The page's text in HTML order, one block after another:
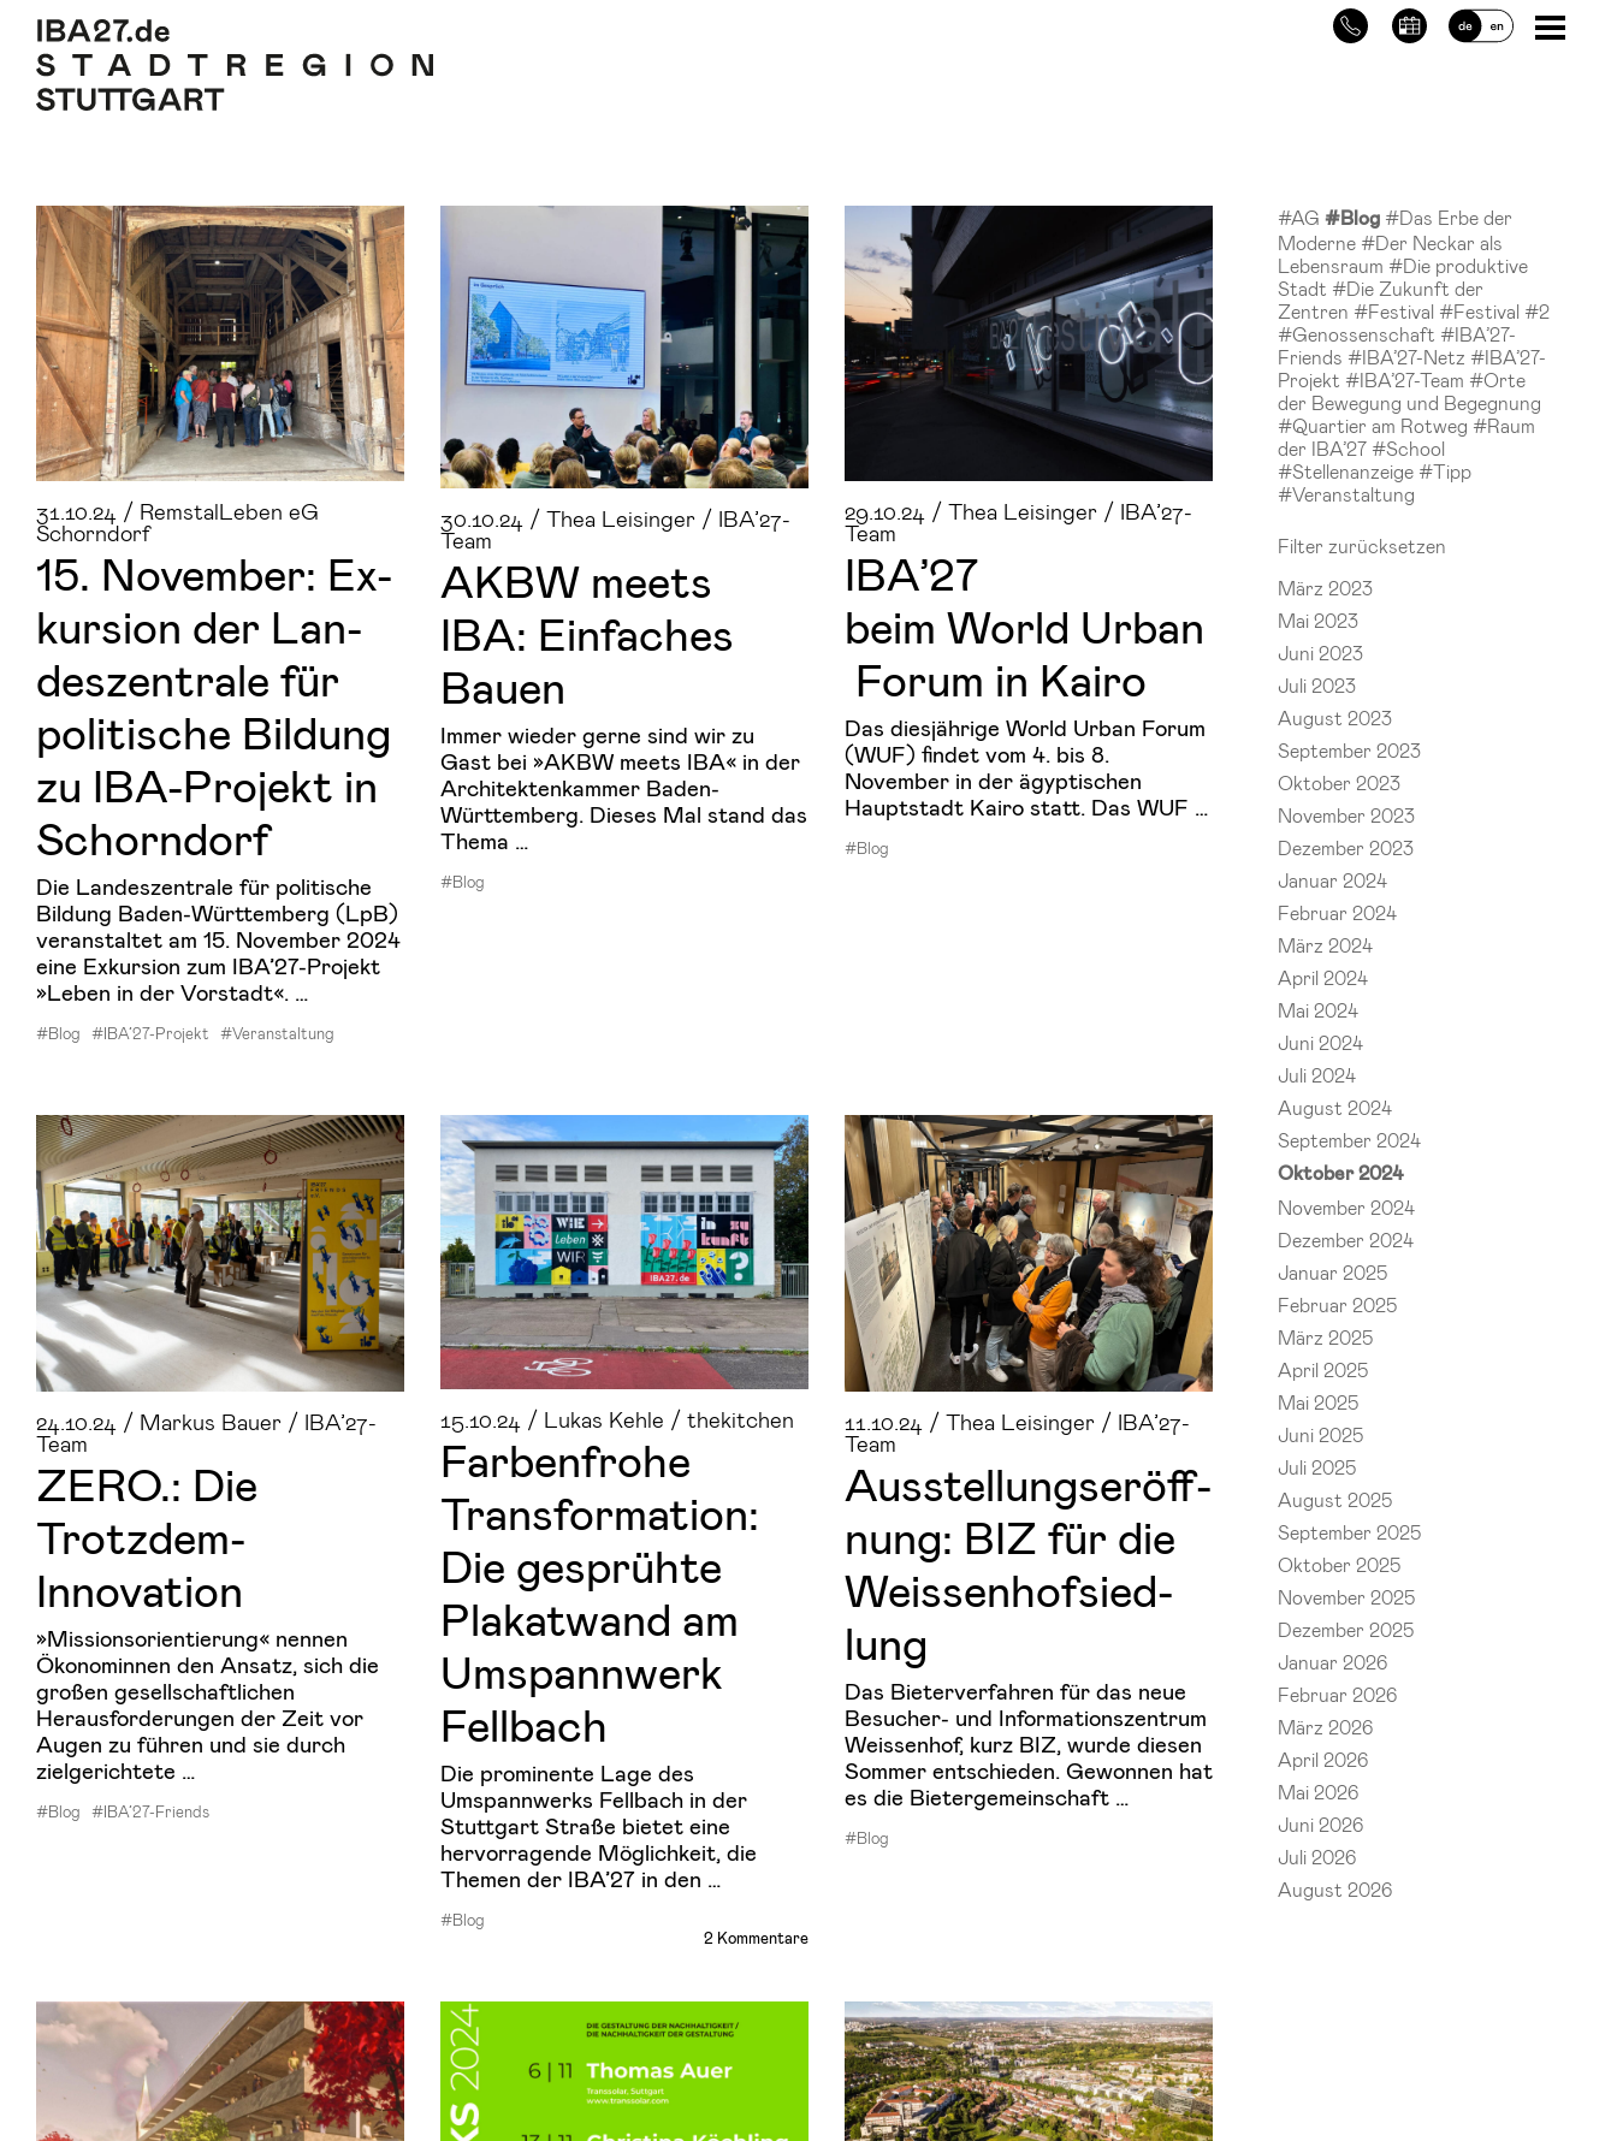
31.10.24 / RemstalLeben eG
Schorndorf
15. No­vem­ber: Ex­
kur­si­on der Lan­
des­zen­tra­le für
po­li­ti­sche Bil­dung
zu IBA-​Projekt in
Schorn­dorf
Die Landeszentrale für politische
Bildung Baden-Württemberg (LpB)
veranstaltet am 15. November 2024
eine Exkursion zum IBA’27-Projekt
»Leben in der Vorstadt«. …
#Blog #IBA’27-Projekt #Veranstaltung
30.10.24 / Thea Leisinger / IBA’27-
Team
AKBW meets
IBA: Ein­fa­ches
Bauen
Immer wieder gerne sind wir zu
Gast bei »AKBW meets IBA« in der
Architektenkammer Baden-
Württemberg. Dieses Mal stand das
Thema …
#Blog
29.10.24 / Thea Leisinger / IBA’27-
Team
IBA’27
beim World Urban
Forum in Kairo
Das diesjährige World Urban Forum
(WUF) findet vom 4. bis 8.
November in der ägyptischen
Hauptstadt Kairo statt. Das WUF …
#Blog
24.10.24 / Markus Bauer / IBA’27-
Team
ZERO.: Die
Trotzdem-​
Innovation
»Missionsorientierung« nennen
Ökonominnen den Ansatz, sich die
großen gesellschaftlichen
Herausforderungen der Zeit vor
Augen zu führen und sie durch
zielgerichtete …
#Blog #IBA’27-Friends
15.10.24 / Lukas Kehle / thekitchen
Far­ben­fro­he
Trans­for­ma­ti­on:
Die ge­sprüh­te
Pla­kat­wand am
Um­spann­werk
Fell­bach
Die prominente Lage des
Umspannwerks Fellbach in der
Stuttgart Straße bietet eine
hervorragende Möglichkeit, die
Themen der IBA’27 in den …
#Blog
2 Kommentare
11.10.24 / Thea Leisinger / IBA’27-
Team
Aus­stel­lungs­er­öff­
nung: BIZ für die
Weis­sen­hof­sied­
lung
Das Bieterverfahren für das neue
Besucher- und Informationszentrum
Weissenhof, kurz BIZ, wurde diesen
Sommer entschieden. Gewonnen hat
es die Bietergemeinschaft …
#Blog
#AG #Blog #Das Erbe der
Moderne #Der Neckar als
Lebensraum #Die produktive
Stadt #Die Zukunft der
Zentren #Festival #Festival #2
#Genossenschaft #IBA’27-
Friends #IBA’27-Netz #IBA’27-
Projekt #IBA’27-Team #Orte
der Bewegung und Begegnung
#Quartier am Rotweg #Raum
der IBA’27 #School
#Stellenanzeige #Tipp
#Veranstaltung
Filter zurücksetzen
März 2023
Mai 2023
Juni 2023
Juli 2023
August 2023
September 2023
Oktober 2023
November 2023
Dezember 2023
Januar 2024
Februar 2024
März 2024
April 2024
Mai 2024
Juni 2024
Juli 2024
August 2024
September 2024
Oktober 2024
November 2024
Dezember 2024
Januar 2025
Februar 2025
März 2025
April 2025
Mai 2025
Juni 2025
Juli 2025
August 2025
September 2025
Oktober 2025
November 2025
Dezember 2025
Januar 2026
Februar 2026
März 2026
April 2026
Mai 2026
Juni 2026
Juli 2026
August 2026